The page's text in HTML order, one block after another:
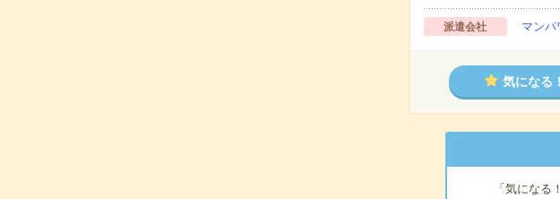
派遣会社 マン
気になる！
「気になる